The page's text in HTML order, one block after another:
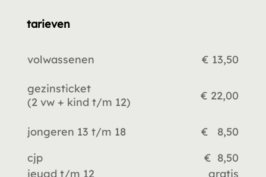
tarieven
volwassenen € 13,50
gezinsticket
(2 vw + kind t/m 12) € 22,00
jongeren 13 t/m 18
€ 8,50
cjp
€ 8,50
jeugd t/m 12
gratis